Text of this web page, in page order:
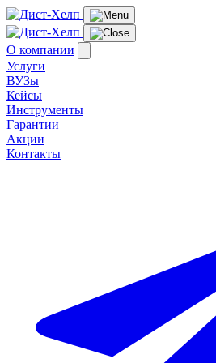
О компании
Услуги
ВУЗы
Кейсы
Инструменты
Гарантии
Акции
Контакты